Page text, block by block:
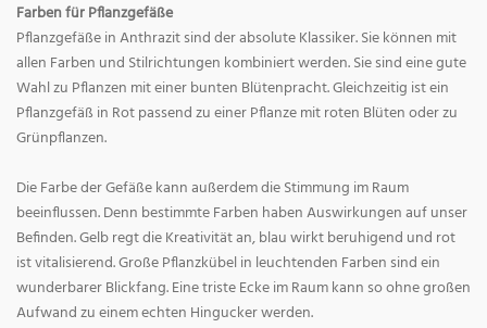
Farben für Pflanzgefäße
Pflanzgefäße in Anthrazit sind der absolute Klassiker. Sie können mit
allen Farben und Stilrichtungen kombiniert werden. Sie sind eine gute
Wahl zu Pflanzen mit einer bunten Blütenpracht. Gleichzeitig ist ein
Pflanzgefäß in Rot passend zu einer Pflanze mit roten Blüten oder zu
Grünpflanzen.
Die Farbe der Gefäße kann außerdem die Stimmung im Raum
beeinflussen. Denn bestimmte Farben haben Auswirkungen auf unser
Befinden. Gelb regt die Kreativität an, blau wirkt beruhigend und rot
ist vitalisierend. Große Pflanzkübel in leuchtenden Farben sind ein
wunderbarer Blickfang. Eine triste Ecke im Raum kann so ohne großen
Aufwand zu einem echten Hingucker werden.